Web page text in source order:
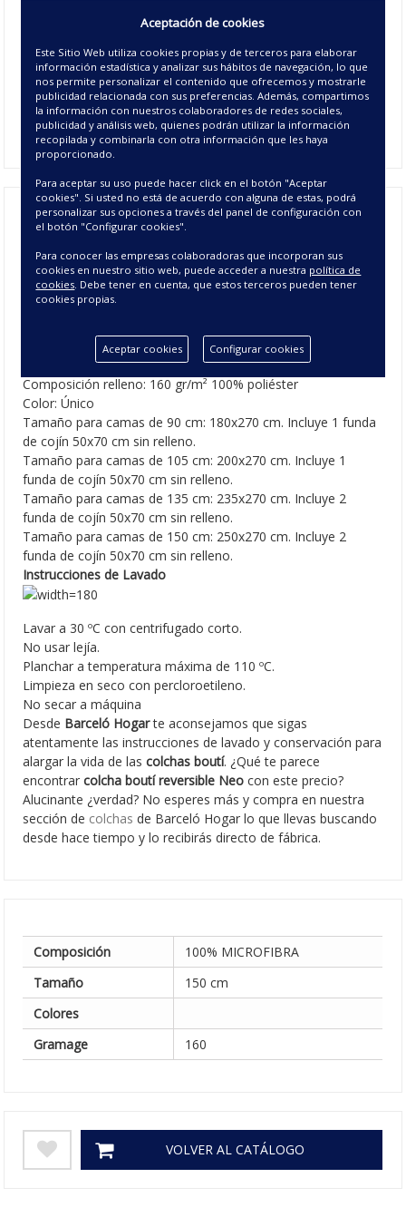
con estampadogeométricosen tonos azules y grises
y parte reversible a juego para variar la decoración siempre
que lo desees. Disponible en 4 medidas de cama y
dependiendo del tamaño de colcha boutí que elijas incluye
una o dos fundas de cojín de 50x70 cm a juego. Dale un
toque de aire fresco a la decoración de tu hogar.
Colcha Bouti Reversible Neo - Colcha
de Verano
REVERSIBLE NEO
Composición colcha: 100% microfibra de poliéster
Composición relleno: 160 gr/m² 100% poliéster
Color: Único
Tamaño para camas de 90 cm: 180x270 cm. Incluye 1 funda
de cojín 50x70 cm sin relleno.
Tamaño para camas de 105 cm: 200x270 cm. Incluye 1
funda de cojín 50x70 cm sin relleno.
Tamaño para camas de 135 cm: 235x270 cm. Incluye 2
funda de cojín 50x70 cm sin relleno.
Tamaño para camas de 150 cm: 250x270 cm. Incluye 2
funda de cojín 50x70 cm sin relleno.
Instrucciones de Lavado
Lavar a 30 ºC con centrifugado corto.
No usar lejía.
Planchar a temperatura máxima de 110 ºC.
Limpieza en seco con percloroetileno.
No secar a máquina
Desde Barceló Hogarte aconsejamos que sigas
atentamente las instrucciones de lavado y conservación para
alargar la vida de las colchas boutí. ¿Qué te parece
encontrarcolcha boutí reversible Neo con este precio?
Alucinante ¿verdad? No esperes más y compra en nuestra
sección de colchas de Barceló Hogar lo que llevas buscando
desde hace tiempo y lo recibirás directo de fábrica.
Composición
100% MICROFIBRA
Tamaño
150 cm
Colores
Gramage
160
VOLVER AL CATÁLOGO
Aceptación de cookies
Este Sitio Web utiliza cookies propias y de terceros para elaborar
información estadística y analizar sus hábitos de navegación, lo que
nos permite personalizar el contenido que ofrecemos y mostrarle
publicidad relacionada con sus preferencias. Además, compartimos
la información con nuestros colaboradores de redes sociales,
publicidad y análisis web, quienes podrán utilizar la información
recopilada y combinarla con otra información que les haya
proporcionado.
Para aceptar su uso puede hacer click en el botón "Aceptar
cookies". Si usted no está de acuerdo con alguna de estas, podrá
personalizar sus opciones a través del panel de configuración con
el botón "Configurar cookies".
Para conocer las empresas colaboradoras que incorporan sus
cookies en nuestro sitio web, puede acceder a nuestra política de
cookies . Debe tener en cuenta, que estos terceros pueden tener
cookies propias.
Aceptar cookies Configurar cookies